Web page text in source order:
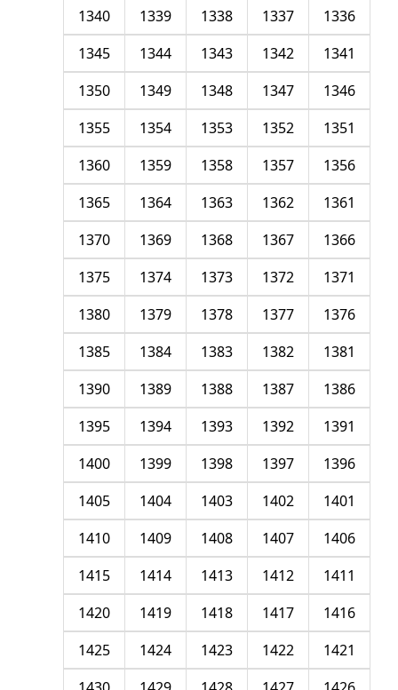
1336
1337
1338
1339
1340
1341
1342
1343
1344
1345
1346
1347
1348
1349
1350
1351
1352
1353
1354
1355
1356
1357
1358
1359
1360
1361
1362
1363
1364
1365
1366
1367
1368
1369
1370
1371
1372
1373
1374
1375
1376
1377
1378
1379
1380
1381
1382
1383
1384
1385
1386
1387
1388
1389
1390
1391
1392
1393
1394
1395
1396
1397
1398
1399
1400
1401
1402
1403
1404
1405
1406
1407
1408
1409
1410
1411
1412
1413
1414
1415
1416
1417
1418
1419
1420
1421
1422
1423
1424
1425